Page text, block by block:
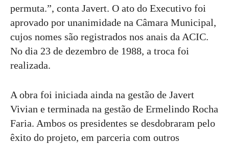
permuta.”, conta Javert. O ato do Executivo foi
aprovado por unanimidade na Câmara Municipal,
cujos nomes são registrados nos anais da ACIC.
No dia 23 de dezembro de 1988, a troca foi
realizada.
A obra foi iniciada ainda na gestão de Javert
Vivian e terminada na gestão de Ermelindo Rocha
Faria. Ambos os presidentes se desdobraram pelo
êxito do projeto, em parceria com outros